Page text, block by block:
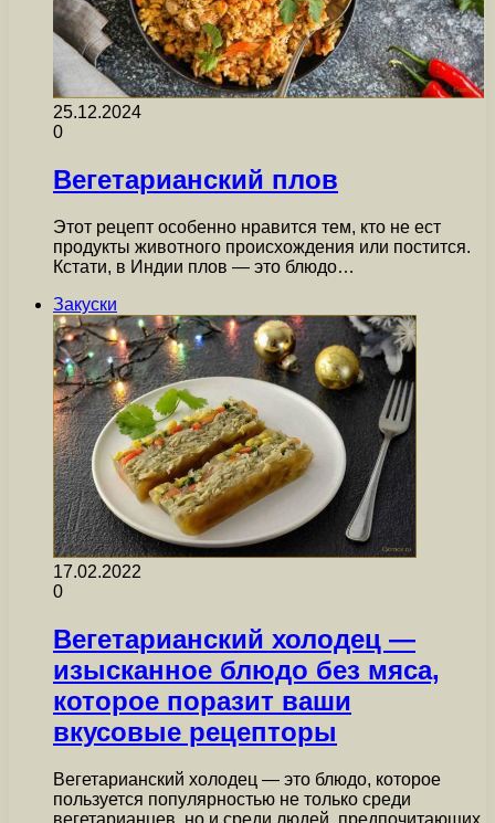
25.12.2024
0
Вегетарианский плов
Этот рецепт особенно нравится тем, кто не ест
продукты животного происхождения или постится.
Кстати, в Индии плов — это блюдо…
Закуски
17.02.2022
0
Вегетарианский холодец —
изысканное блюдо без мяса,
которое поразит ваши
вкусовые рецепторы
Вегетарианский холодец — это блюдо, которое
пользуется популярностью не только среди
вегетарианцев, но и среди людей, предпочитающих